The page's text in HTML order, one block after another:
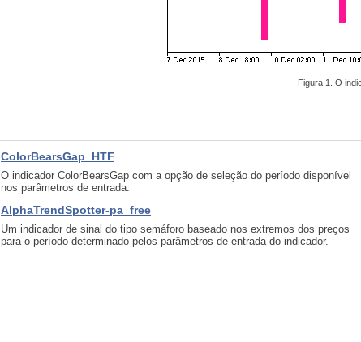
Figura 1. O
ColorBearsGap_HTF
O indicador ColorBearsGap com a opção de seleção do período disponível
nos parâmetros de entrada.
AlphaTrendSpotter-pa_free
Um indicador de sinal do tipo semáforo baseado nos extremos dos preços
para o período determinado pelos parâmetros de entrada do indicador.